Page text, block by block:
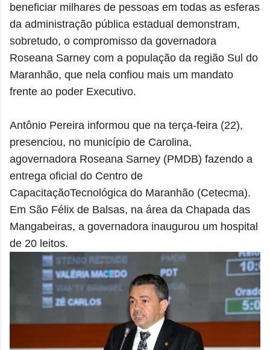
beneficiar milhares de pessoas em todas as esferas
da administração pública estadual demonstram,
sobretudo, o compromisso da governadora
Roseana Sarney com a população da região Sul do
Maranhão, que nela confiou mais um mandato
frente ao poder Executivo.
Antônio Pereira informou que na terça-feira (22),
presenciou, no município de Carolina,
agovernadora Roseana Sarney (PMDB) fazendo a
entrega oficial do Centro de
CapacitaçãoTecnológica do Maranhão (Cetecma).
Em São Félix de Balsas, na área da Chapada das
Mangabeiras, a governadora inaugurou um hospital
de 20 leitos.